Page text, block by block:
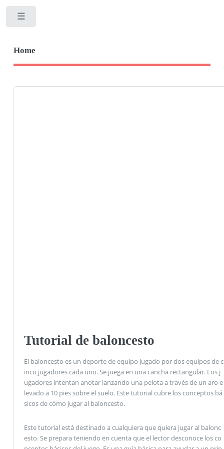
Home
Tutorial de baloncesto
El baloncesto es un deporte de equipo jugado por dos equipos de c
inco jugadores cada uno. Se juega en una cancha rectangular. Los j
ugadores intentan anotar lanzando una pelota a través de un aro e
levado a 10 pies sobre el suelo. Este tutorial cubre los conceptos bá
sicos de cómo jugar al baloncesto.
Este tutorial está destinado a cualquiera que quiera jugar al balonc
esto. Se prepara teniendo en cuenta que el lector desconoce los co